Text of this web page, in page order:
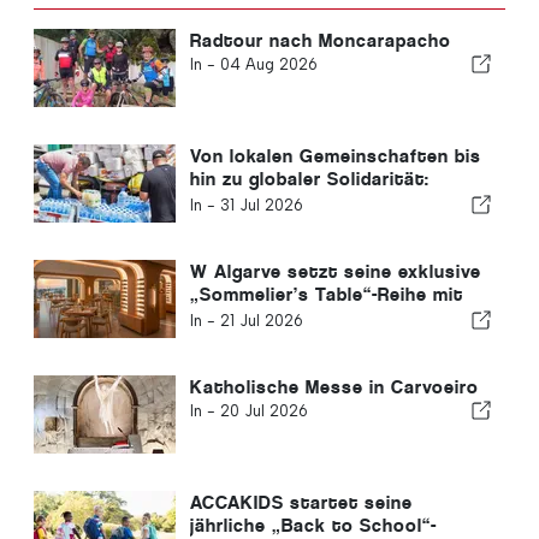
Radtour nach Moncarapacho
In - 04 Aug 2026
Von lokalen Gemeinschaften bis
hin zu globaler Solidarität:
Gemeinsame Hilfsmaßnahmen
In - 31 Jul 2026
W Algarve setzt seine exklusive
„Sommelier’s Table“-Reihe mit
Buçaco fort
In - 21 Jul 2026
Katholische Messe in Carvoeiro
In - 20 Jul 2026
ACCAKIDS startet seine
jährliche „Back to School“-